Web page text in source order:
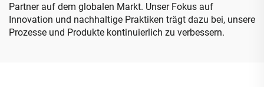
Partner auf dem globalen Markt. Unser Fokus auf
Innovation und nachhaltige Praktiken trägt dazu bei, unsere
Prozesse und Produkte kontinuierlich zu verbessern.